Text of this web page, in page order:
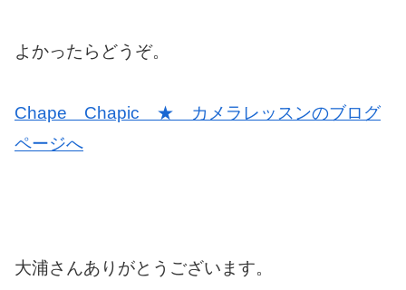
よかったらどうぞ。
Chape Chapic ★ カメラレッスンのブログ
ページへ
大浦さんありがとうございます。